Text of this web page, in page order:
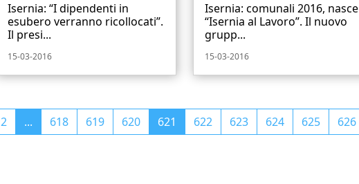
Isernia: “I dipendenti in
esubero verranno ricollocati”.
Il presi...
15-03-2016
Isernia: comunali 2016, nasce
“Isernia al Lavoro”. Il nuovo
grupp...
15-03-2016
2 ... 618 619 620 621 622 623 624 625 626